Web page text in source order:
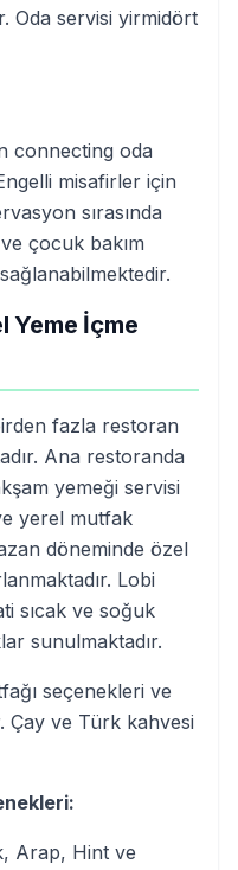
Oda servisi yirmidört
connecting oda
misafirler için
sırasında
çocuk bakım
Yeme İçme
fazla restoran
Ana restoranda
yemeği servisi
yerel mutfak
döneminde özel
Lobi
sıcak ve soğuk
sunulmaktadır.
seçenekleri ve
Çay ve Türk kahvesi
Arap, Hint ve